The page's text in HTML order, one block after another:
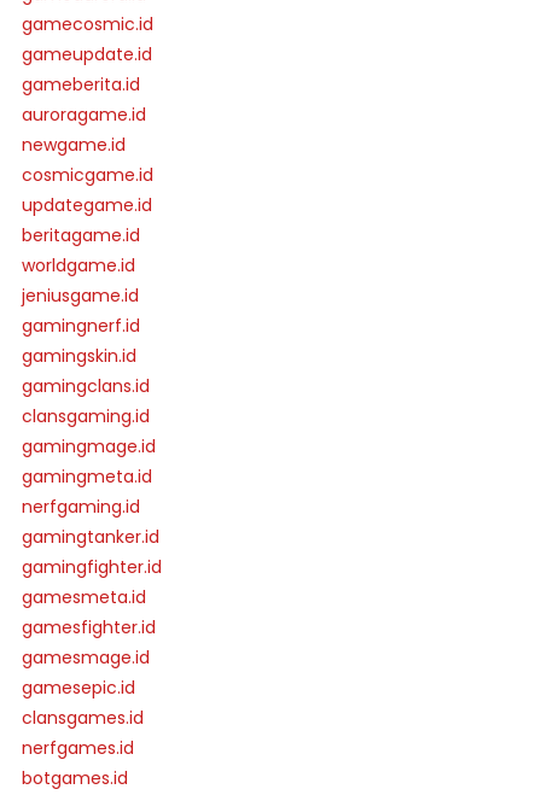
gamecosmic.id
gameupdate.id
gameberita.id
auroragame.id
newgame.id
cosmicgame.id
updategame.id
beritagame.id
worldgame.id
jeniusgame.id
gamingnerf.id
gamingskin.id
gamingclans.id
clansgaming.id
gamingmage.id
gamingmeta.id
nerfgaming.id
gamingtanker.id
gamingfighter.id
gamesmeta.id
gamesfighter.id
gamesmage.id
gamesepic.id
clansgames.id
nerfgames.id
botgames.id